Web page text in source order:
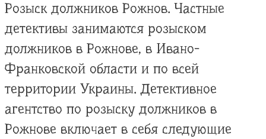
Розыск должников Рожнов. Частные
детективы занимаются розыском
должников в Рожнове, в Ивано-
Франковской области и по всей
территории Украины. Детективное
агентство по розыску должников в
Рожнове включает в себя следующие